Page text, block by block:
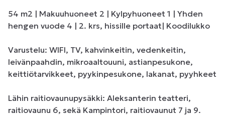
54 m2 | Makuuhuoneet 2 | Kylpyhuoneet 1 | Yhden
hengen vuode 4 | 2. krs, hissille portaat| Koodilukko
Varustelu: WIFI, TV, kahvinkeitin, vedenkeitin,
leivänpaahdin, mikroaaltouuni, astianpesukone,
keittiötarvikkeet, pyykinpesukone, lakanat, pyyhkeet
Lähin raitiovaunupysäkki: Aleksanterin teatteri,
raitiovaunu 6, sekä Kampintori, raitiovaunut 7 ja 9.